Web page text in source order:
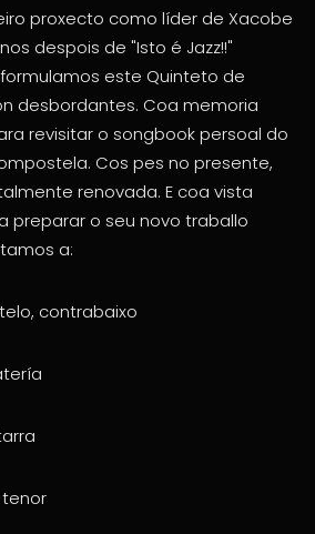
proxecto como líder de Xacobe
despois de "Isto é Jazz!!"
este Quinteto de
desbordantes. Coa memoria
revisitar o songbook persoal do
Cos pes no presente,
renovada. E coa vista
preparar o seu novo traballo
a:
contrabaixo
tenor